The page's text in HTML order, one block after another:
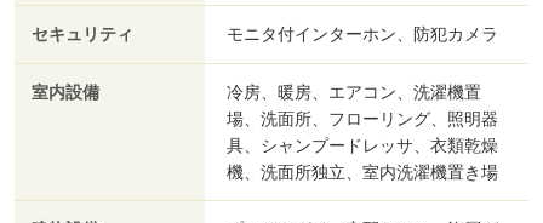
セキュリティ モニタ付インターホン、防犯カメラ
室内設備
冷房、暖房、エアコン、洗濯機置
場、洗面所、フローリング、照明器
具、シャンプードレッサ、衣類乾燥
機、洗面所独立、室内洗濯機置き場